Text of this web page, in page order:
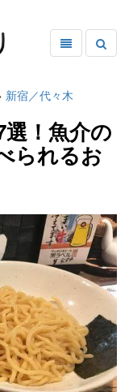
新宿／代々木
！魚介の
られるお